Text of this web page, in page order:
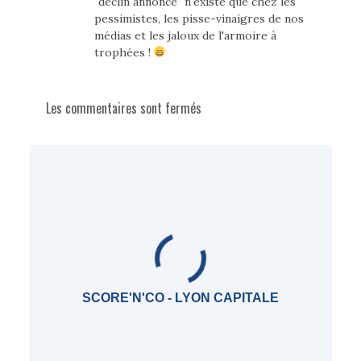
pessimistes, les pisse-vinaigres de nos
médias et les jaloux de l'armoire à
trophées !
Les commentaires sont fermés
SCORE'N'CO - LYON CAPITALE